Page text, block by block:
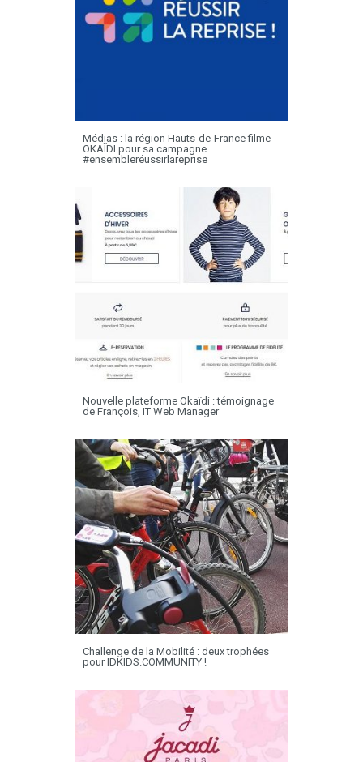
Médias : la région Hauts-de-France filme
OKAÏDI pour sa campagne
#ensembleréussirlareprise
Nouvelle plateforme Okaïdi : témoignage
de François, IT Web Manager
Challenge de la Mobilité : deux trophées
pour ÏDKIDS.COMMUNITY !